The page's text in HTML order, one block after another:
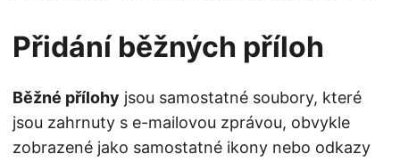
Přidání běžných příloh
Běžné přílohy jsou samostatné soubory, které
jsou zahrnuty s e-mailovou zprávou, obvykle
zobrazené jako samostatné ikony nebo odkazy